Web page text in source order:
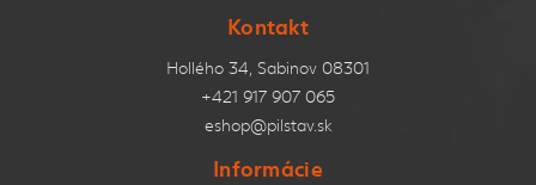
Kontakt
Hollého 34, Sabinov 08301
+421 917 907 065
eshop@pilstav.sk
Informácie